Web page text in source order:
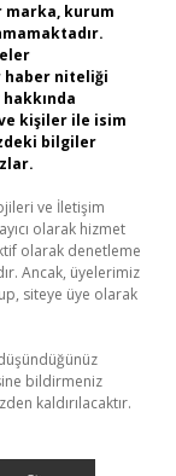
kurum
haber niteliği
kişiler ile isim
bilgiler
ve İletişim
olarak hizmet
olarak denetleme
Ancak, üyelerimiz
siteye üye olarak
bildirmeniz
kaldırılacaktır.